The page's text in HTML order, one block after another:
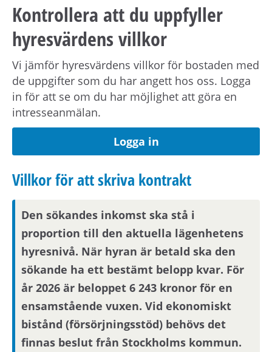
hushållsmedlemmar hämtar och behandlar vi
familjeuppgifter om dig, din registrerade
medboende och eventuella barn.
Observera att om inflyttningsdatumet infaller på
en helgdag eller en röd dag sker inflyttning
nästkommande vardag.
Om din anställning inte är i Stockholmsområdet
behöver du visa att din arbetsplats ligger inom
pendlingsavstånd från bostaden.
Visningsinformation
Om du är en av dem som blir aktuell för en
bostad kommer du att bli inbjuden till visning
eller få ny kompletterande information i form av
bilder eller video. Visningsinbjudan kommer att
synas på Mina sidor samt skickas på mejl om
du har fyllt i en aktuell mejladress. Om du har
Kontrollera att du uppfyller
hyresvärdens villkor
Vi jämför hyresvärdens villkor för bostaden med
de uppgifter som du har angett hos oss. Logga
in för att se om du har möjlighet att göra en
intresseanmälan.
Logga in
Villkor för att skriva kontrakt
Den sökandes inkomst ska stå i
proportion till den aktuella lägenhetens
hyresnivå. När hyran är betald ska den
sökande ha ett bestämt belopp kvar. För
år 2026 är beloppet 6 243 kronor för en
ensamstående vuxen. Vid ekonomiskt
bistånd (försörjningsstöd) behövs det
finnas beslut från Stockholms kommun.